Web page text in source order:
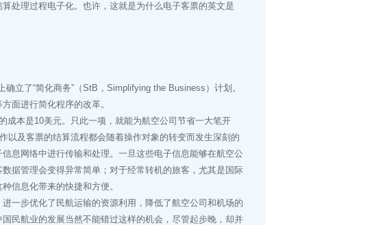
处理过程电子化。也许，这就是为什么电子客票的英文是
了“简化商务”（StB，Simplifying the Business）计划。
面进行简化程序的改革。
本是10美元。只此一项，就能为航空公司节省一大笔开
以及客票的结算流程都会随着操作对象的转变而发生深刻的
息网络中进行传输和处理。一旦这些电子信息能够在航空公
据管理会变得异常简单；对于经常转机的旅客，尤其是国际
信息化带来的快捷和方便。
步优化了民航运输的资源利用，降低了航空公司和机场的
民航业的发展当然不能错过这样的机会，尽管起步晚，却并